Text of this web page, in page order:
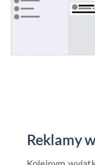
Reklamy